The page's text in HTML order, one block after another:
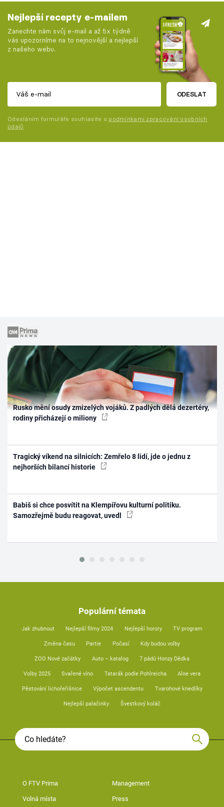
Nejlepší recepty e-mailem
Zanechte nám svůj e-mail a až 5x týdně
vás upozorníme na to nejnovější a nejlepší
z našeho webu.
ODESLAT
Odesláním formuláře souhlasíte s podmínkami zpracování osobních
údajů
Rusko mění osudy zmizelých vojáků. Z padlých dělá dezertéry,
rodiny přicházejí o miliony
Tragický víkend na silnicích: Zemřelo 8 lidí, jde o jednu z
nejhorších bilancí historie
Babiš si chce posvítit na Klempířovu kulturní politiku.
Samozřejmě budu reagovat, uvedl
Populární témata
Jak zhubnout Nejlepší filmy 2024 Nejlepší horory TV program
Změna času Partie Počasí Kdy budou volby
ZOO Nové začátky Auto – katalog 7 pádů Honzy Dědka
Volby 2025 Svařené víno Tatarák podle Pohlreicha Aloe vera
Pěstování lichořeřišnice Výpočet ascendentu Tvarohové knedlíky
Nejlepší palačinky Švestkový koláč
O FTV Prima Management
Volná místa Press